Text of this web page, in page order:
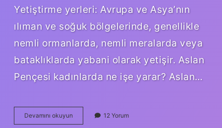
Yetiştirme yerleri: Avrupa ve Asya’nın
ılıman ve soğuk bölgelerinde, genellikle
nemli ormanlarda, nemli meralarda veya
bataklıklarda yabani olarak yetişir. Aslan
Pençesi kadınlarda ne işe yarar? Aslan…
Devamını okuyun
Çığlığı
12 Yorum